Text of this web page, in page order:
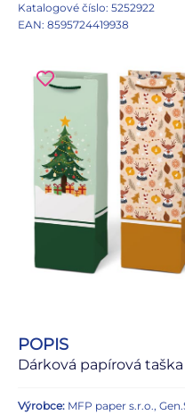
Katalogové číslo: 5252922
EAN: 8595724419938
POPIS
Dárková papírová
Výrobce: MFP paper s.r.o.,